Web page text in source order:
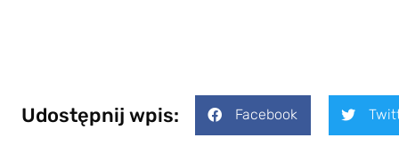
Udostępnij wpis: Facebook